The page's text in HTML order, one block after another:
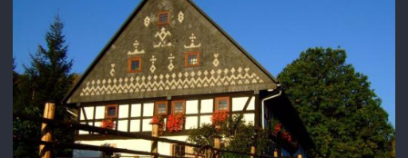
E-mailová adresa